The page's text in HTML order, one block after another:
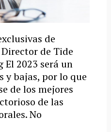
de
de Tide
El 2023 será un
y bajas, por lo que
de los mejores
de las
No